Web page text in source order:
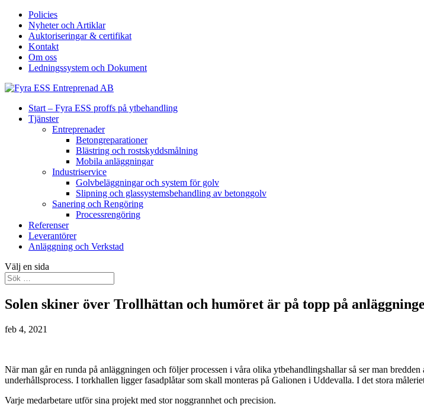
Policies
Nyheter och Artiklar
Auktoriseringar & certifikat
Kontakt
Om oss
Ledningssystem och Dokument
Start – Fyra ESS proffs på ytbehandling
Tjänster
Entreprenader
Betongreparationer
Blästring och rostskyddsmålning
Mobila anläggningar
Industriservice
Golvbeläggningar och system för golv
Slipning och glassystemsbehandling av betonggolv
Sanering och Rengöring
Processrengöring
Referenser
Leverantörer
Anläggning och Verkstad
Välj en sida
Solen skiner över Trollhättan och humöret är på topp på
feb 4, 2021
När man går en runda på anläggningen och följer processen i våra olika ytbehandlingshallar så ser man
underhållsprocess. I torkhallen ligger fasadplåtar som skall monteras på Galionen i Uddevalla. I det stora
Varje medarbetare utför sina projekt med stor noggrannhet och precision.